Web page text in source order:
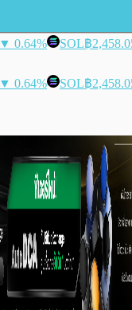
▼ 0.64% SOL฿
▼ 0.64% SOL฿